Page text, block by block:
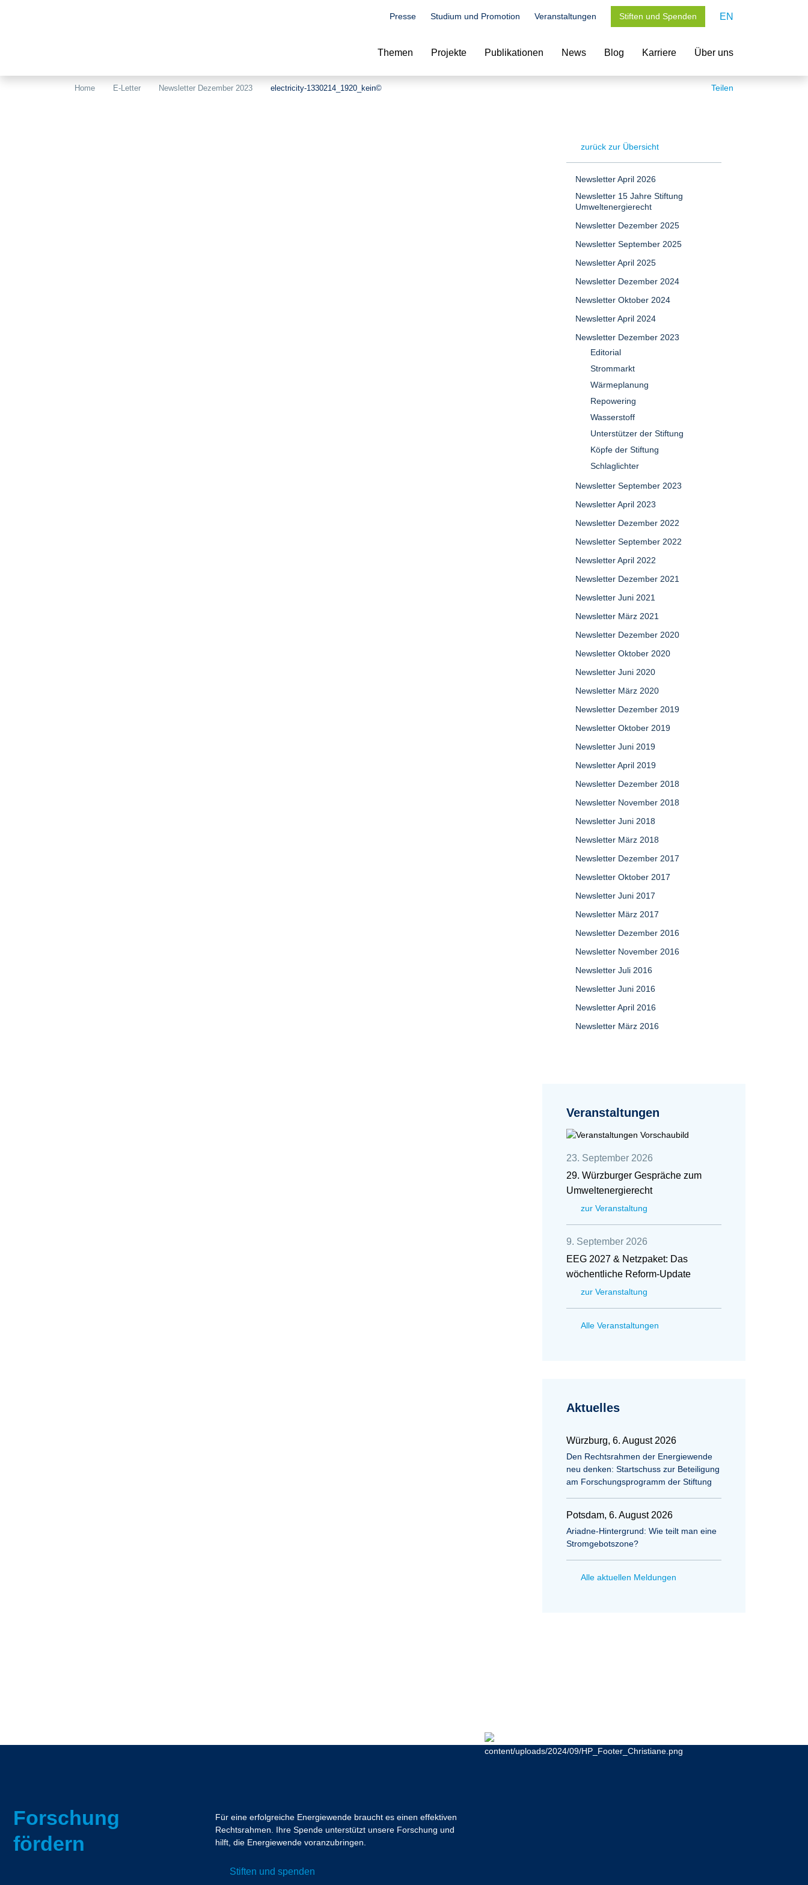
Presse Studium und Promotion Veranstaltungen Stiften und Spenden EN
Themen Projekte Publikationen News Blog Karriere Über uns
Home E-Letter Newsletter Dezember 2023 electricity-1330214_1920_kein© Teilen
zurück zur Übersicht
Newsletter April 2026
Newsletter 15 Jahre Stiftung
Umweltenergierecht
Newsletter Dezember 2025
Newsletter September 2025
Newsletter April 2025
Newsletter Dezember 2024
Newsletter Oktober 2024
Newsletter April 2024
Newsletter Dezember 2023
Editorial
Strommarkt
Wärmeplanung
Repowering
Wasserstoff
Unterstützer der Stiftung
Köpfe der Stiftung
Schlaglichter
Newsletter September 2023
Newsletter April 2023
Newsletter Dezember 2022
Newsletter September 2022
Newsletter April 2022
Newsletter Dezember 2021
Newsletter Juni 2021
Newsletter März 2021
Newsletter Dezember 2020
Newsletter Oktober 2020
Newsletter Juni 2020
Newsletter März 2020
Newsletter Dezember 2019
Newsletter Oktober 2019
Newsletter Juni 2019
Newsletter April 2019
Newsletter Dezember 2018
Newsletter November 2018
Newsletter Juni 2018
Newsletter März 2018
Newsletter Dezember 2017
Newsletter Oktober 2017
Newsletter Juni 2017
Newsletter März 2017
Newsletter Dezember 2016
Newsletter November 2016
Newsletter Juli 2016
Newsletter Juni 2016
Newsletter April 2016
Newsletter März 2016
Veranstaltungen
23. September 2026
29. Würzburger Gespräche zum
Umweltenergierecht
zur Veranstaltung
9. September 2026
EEG 2027 & Netzpaket: Das
wöchentliche Reform-Update
zur Veranstaltung
Alle Veranstaltungen
Aktuelles
Würzburg, 6. August 2026
Den Rechtsrahmen der Energiewende
neu denken: Startschuss zur Beteiligung
am Forschungsprogramm der Stiftung
Potsdam, 6. August 2026
Ariadne-Hintergrund: Wie teilt man eine
Stromgebotszone?
Alle aktuellen Meldungen
Forschung
fördern
Für eine erfolgreiche Energiewende braucht es einen effektiven
Rechtsrahmen. Ihre Spende unterstützt unsere Forschung und
hilft, die Energiewende voranzubringen.
Stiften und spenden